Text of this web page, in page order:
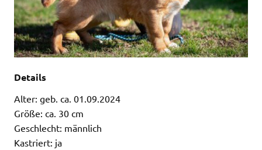
Details
Alter: geb. ca. 01.09.2024
Größe: ca. 30 cm
Geschlecht: männlich
Kastriert: ja